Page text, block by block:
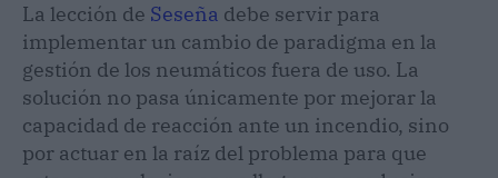
La lección de Seseña debe servir para
implementar un cambio de paradigma en la
gestión de los neumáticos fuera de uso. La
solución no pasa únicamente por mejorar la
capacidad de reacción ante un incendio, sino
por actuar en la raíz del problema para que